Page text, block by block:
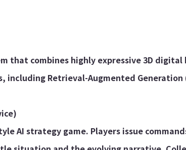
that combines highly expressive 3D
Retrieval-Augmented Generation
AI strategy game. Players issue